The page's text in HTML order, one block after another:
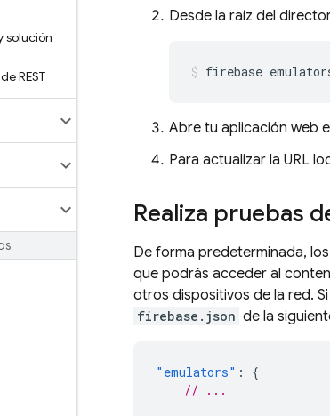
solución
REST
Desde la raíz del
firebase
Abre tu aplicación web
Para actualizar la URL
Realiza pruebas
De forma predeterminada,
que podrás acceder al
otros dispositivos de la red.
firebase.json de la
"emulators" :
{
// ...